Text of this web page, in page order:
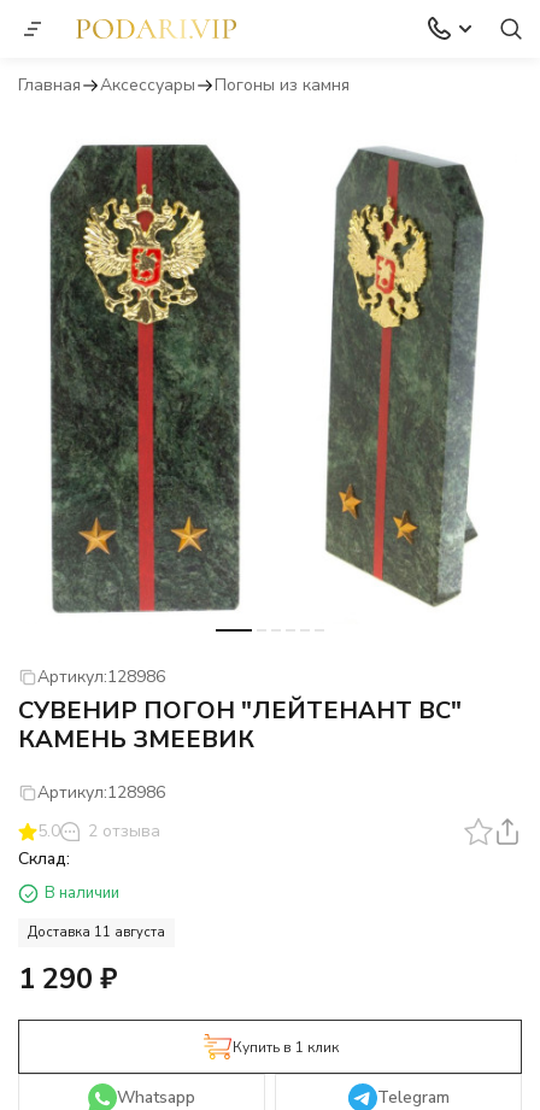
Главная Аксессуары Погоны из камня
Артикул:128986
СУВЕНИР ПОГОН "ЛЕЙТЕНАНТ ВС"
КАМЕНЬ ЗМЕЕВИК
Артикул:128986
5.0
2 отзыва
Склад:
В наличии
Доставка 11 августа
1 290 ₽
Купить в 1 клик
Whatsapp Telegram